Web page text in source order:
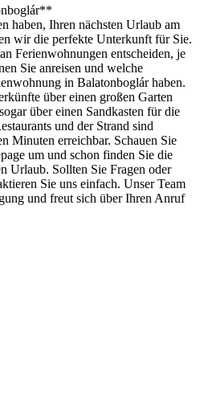
haben, Ihren nächsten Urlaub am
wir die perfekte Unterkunft für Sie.
Ferienwohnungen entscheiden, je
Sie anreisen und welche
in Balatonboglár haben.
über einen großen Garten
über einen Sandkasten für die
und der Strand sind
Minuten erreichbar. Schauen Sie
um und schon finden Sie die
Urlaub. Sollten Sie Fragen oder
Sie uns einfach. Unser Team
und freut sich über Ihren Anruf